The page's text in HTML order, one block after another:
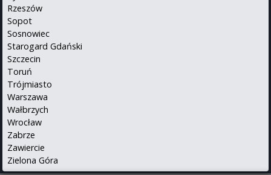
Rzeszów
Sopot
Sosnowiec
Starogard Gdański
Szczecin
Toruń
Trójmiasto
Warszawa
Wałbrzych
Wrocław
Zabrze
Zawiercie
Zielona Góra